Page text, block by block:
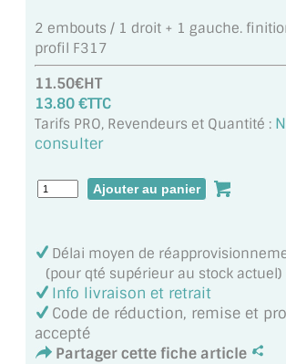
LOTS DE MIROIRS EN MOZAÏQUE
MIROIR POUR PORTE
MIROIR DE SALLE DE BAIN
MIROIR PAROI DE DOUCHE
MIROIR POUR SALLE DE SPORT
MIROIR ENCADRÉ
MIROIR TV
VERRE SUR MESURE
2 embouts / 1 droit + 1 gauche.
profil F317
11.50€HT
13.80 €TTC
Tarifs PRO, Revendeurs et Quantité :
consulter
Délai moyen de
(pour qté supérieur au stock actuel)
Info livraison et retrait
Code de réduction, remise et
accepté
Partager cette fiche article